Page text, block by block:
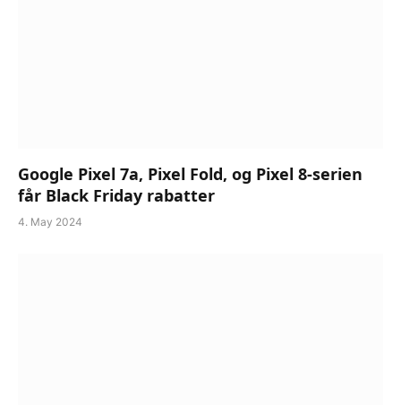
Google Pixel 7a, Pixel Fold, og Pixel 8-serien
får Black Friday rabatter
4. May 2024